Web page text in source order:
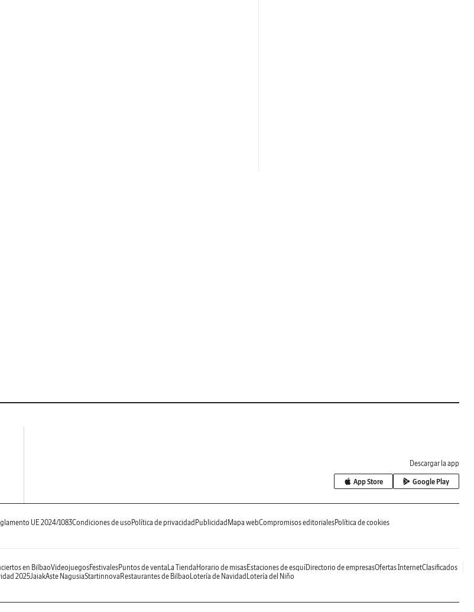
Descargar la app
App Store Google Play
UE 2024/1083Condiciones de uso Política de privacidad Publicidad Mapa webCompromisos editorialesPolítica de cookies
en BilbaoVideojuegosFestivalesPuntos de venta La Tienda Horario de misasEstaciones de esquíDirectorio de empresasOfertas InternetClasificados
2025JaiakAste NagusiaStartinnova Restaurantes de Bilbao Lotería de Navidad Lotería del Niño